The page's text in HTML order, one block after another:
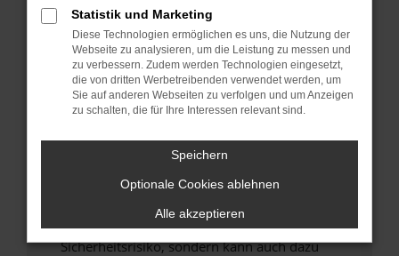
können das Laden bestimmter Seiten
verhindern. Funktioniert die Seite in einem
anderen Browser oder in einem privaten
Fenster?
Starte dein Gerät neu.
Probleme zu beheben.
Betriebssystem auf dem neuesten Stand
Veraltete Software birgt nicht nur ein
Sicherheitsrisiko, sondern kann auch dazu
Statistik und Marketing
Diese Technologien ermöglichen es uns, die Nutzung der
Webseite zu analysieren, um die Leistung zu messen und
zu verbessern. Zudem werden Technologien eingesetzt,
die von dritten Werbetreibenden verwendet werden, um
Sie auf anderen Webseiten zu verfolgen und um Anzeigen
zu schalten, die für Ihre Interessen relevant sind.
Speichern
Optionale Cookies ablehnen
Alle akzeptieren